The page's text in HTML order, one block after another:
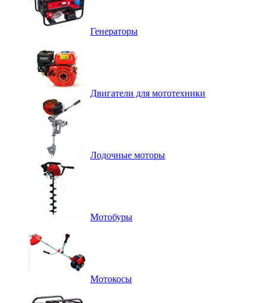
Генераторы
Двигатели для мототехники
Лодочные моторы
Мотобуры
Мотокосы